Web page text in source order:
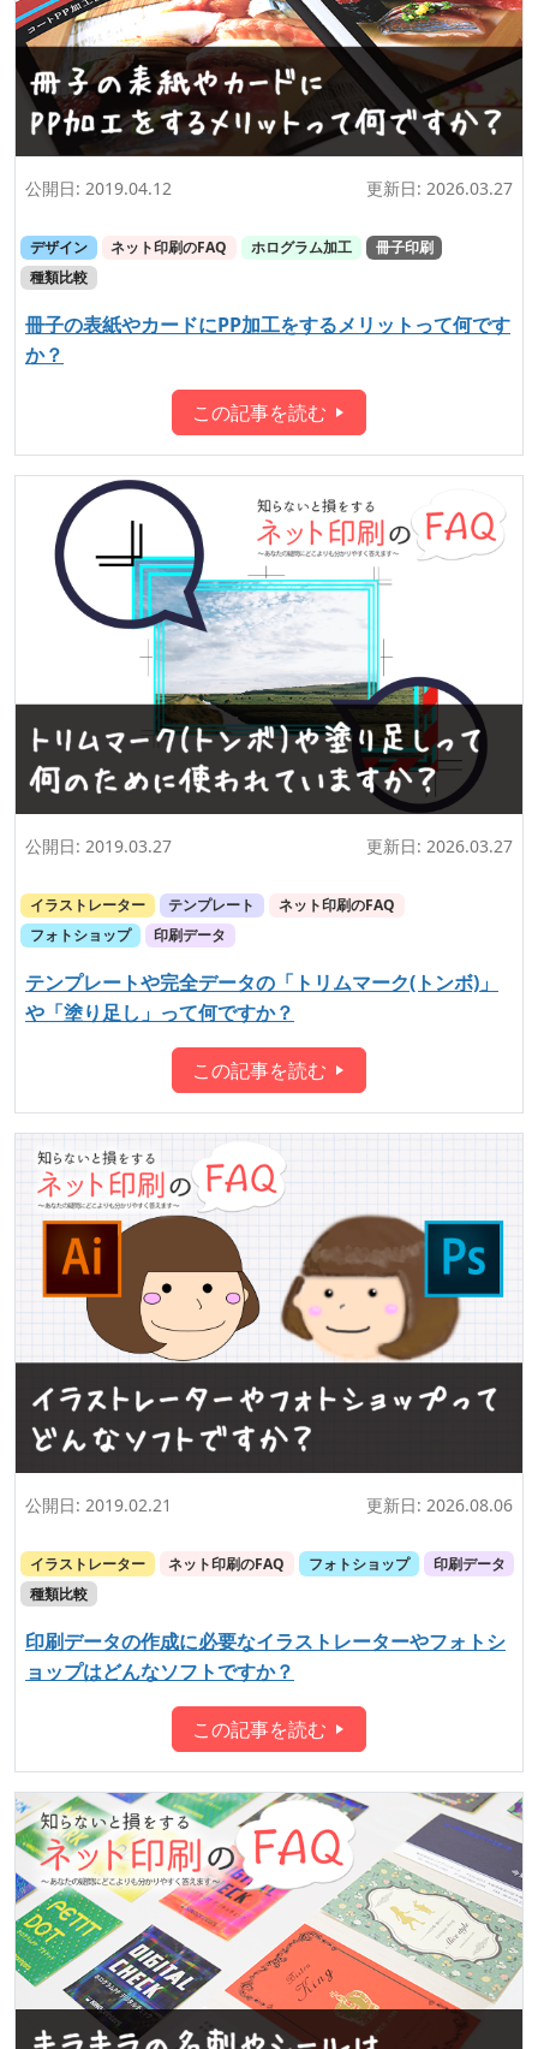
公開日: 2019.04.12 更新日: 2026.03.27
デザイン ネット印刷のFAQ ホログラム加工
冊子印刷
種類比較
冊子の表紙やカードにPP加工をするメリットって何です
か？
この記事を読む
公開日: 2019.03.27 更新日: 2026.03.27
イラストレーター テンプレート
ネット印刷のFAQ
フォトショップ
印刷データ
テンプレートや完全データの「トリムマーク(トンボ)」
や「塗り足し」って何ですか？
この記事を読む
公開日: 2019.02.21 更新日: 2026.08.06
イラストレーター ネット印刷のFAQ フォトショップ
印刷データ
種類比較
印刷データの作成に必要なイラストレーターやフォトシ
ョップはどんなソフトですか？
この記事を読む